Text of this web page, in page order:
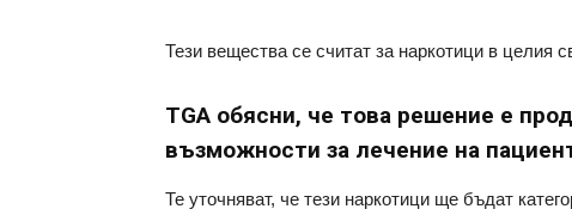
Тези вещества се считат за наркотици в целия
TGA обясни, че това решение е
възможности за лечение на
Те уточняват, че тези наркотици ще бъдат